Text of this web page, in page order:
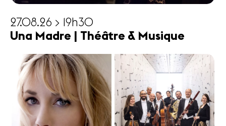
27.08.26 > 19h30
Una Madre | Théâtre & Musique